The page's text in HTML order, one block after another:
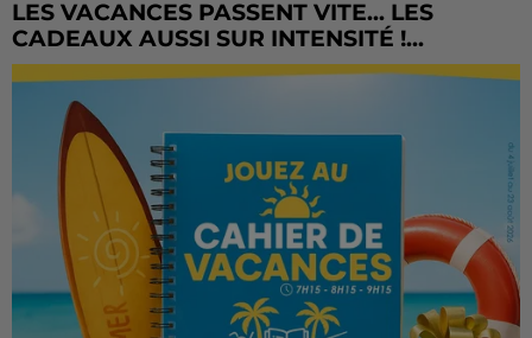
LES VACANCES PASSENT VITE... LES
CADEAUX AUSSI SUR INTENSITÉ !...